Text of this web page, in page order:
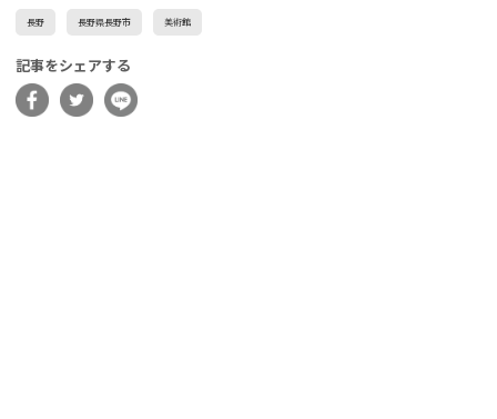
長野 長野県長野市 美術館
記事をシェアする